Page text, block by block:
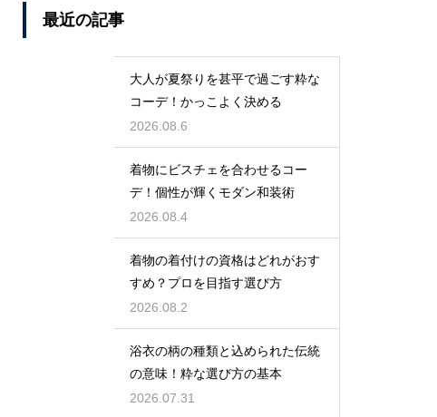
最近の記事
大人が夏祭りを甚平で過ごす粋な
コーデ！かっこよく決める
2026.08.6
着物にビスチェを合わせるコー
デ！個性が輝くモダン和装術
2026.08.4
着物の着付けの資格はどれがおす
すめ？プロを目指す選び方
2026.08.2
浴衣の柄の種類と込められた伝統
の意味！粋な選び方の基本
2026.07.31